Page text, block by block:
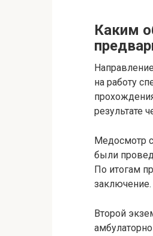
Каким
на работу
результате
Медосмотр
были
По итогам
заключение.
Второй